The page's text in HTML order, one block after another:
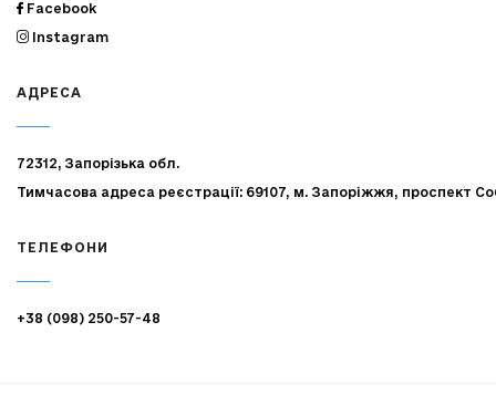
Facebook
Instagram
АДРЕСА
72312, Запорізька обл.
Тимчасова адреса реєстрації: 69107, м. Запоріжжя, проспект
ТЕЛЕФОНИ
+38 (098) 250-57-48